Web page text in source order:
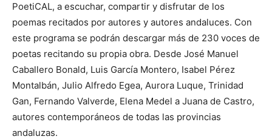
PoetiCAL, a escuchar, compartir y disfrutar de los
poemas recitados por autores y autores andaluces. Con
este programa se podrán descargar más de 230 voces de
poetas recitando su propia obra. Desde José Manuel
Caballero Bonald, Luis García Montero, Isabel Pérez
Montalbán, Julio Alfredo Egea, Aurora Luque, Trinidad
Gan, Fernando Valverde, Elena Medel a Juana de Castro,
autores contemporáneos de todas las provincias
andaluzas.